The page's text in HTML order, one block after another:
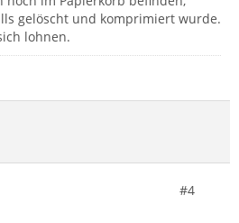
gelöscht und komprimiert wurde.
lohnen.
#4